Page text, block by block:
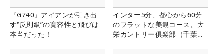
『G740』アイアンが引き出
す“反則級”の寛容性と飛びは
本当だった！
インター5分、都心から60分
のフラットな美観コース。大
栄カントリー俱楽部（千葉